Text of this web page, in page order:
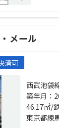
メール
済可
西武池袋線
大江戸線「
有楽町線
築年月：
46.17㎡/
東京都練